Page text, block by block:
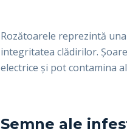
Rozătoarele reprezintă
integritatea clădirilor.
electrice și pot contamina
Semne ale